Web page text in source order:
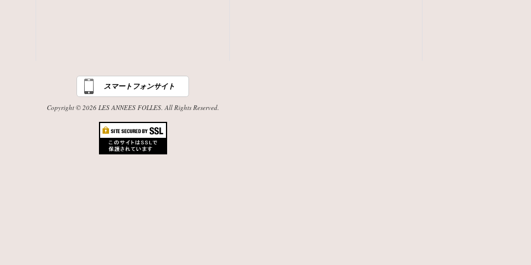
スマートフォンサイト
Copyright © 2026 LES ANNEES FOLLES. All Rights Reserved.